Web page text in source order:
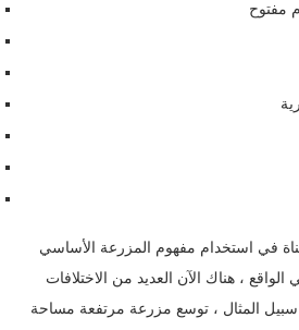
مفتوح
في استخدام مفهوم المزرعة الأساسي
، هناك الآن العديد من الاختلافات
المثال ، توسع مزرعة مرتفعة مساحة